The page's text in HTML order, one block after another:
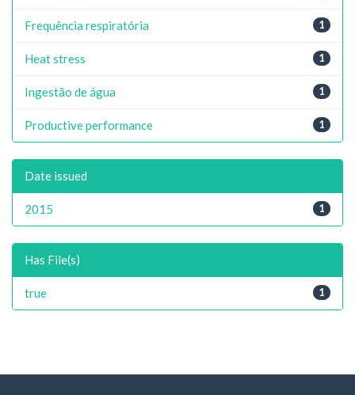
1
Frequência respiratória
1
Heat stress
1
Ingestão de água
1
Productive performance
Date issued
1
2015
Has File(s)
1
true